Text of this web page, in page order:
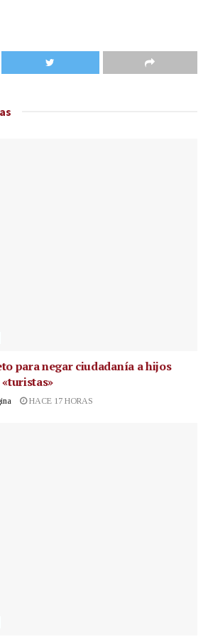
para negar ciudadanía a hijos
HACE 17 HORAS